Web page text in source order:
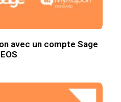
avec un compte Sage